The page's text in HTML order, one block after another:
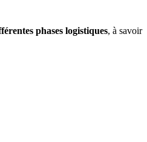
phases logistiques, à savoir